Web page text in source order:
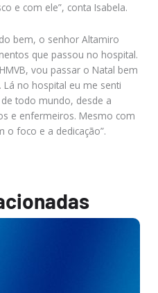
e com ele”, conta Isabela.
bem, o senhor Altamiro
que passou no hospital.
vou passar o Natal bem
no hospital eu me senti
todo mundo, desde a
e enfermeiros. Mesmo com
o foco e a dedicação”.